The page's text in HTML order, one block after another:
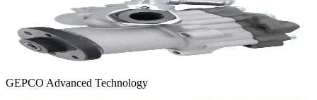
GEPCO Advanced Technology